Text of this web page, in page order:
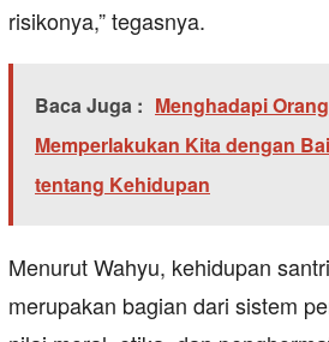
risikonya,” tegasnya.
Baca Juga : Menghadapi
Memperlakukan Kita dengan
tentang Kehidupan
Menurut Wahyu, kehidupan
merupakan bagian dari sistem